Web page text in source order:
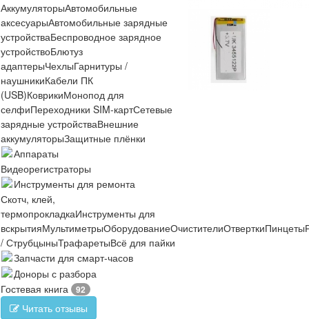
АккумуляторыАвтомобильные
аксесуарыАвтомобильные зарядные
устройстваБеспроводное зарядное
устройствоБлютуз
адаптерыЧехлыГарнитуры /
наушникиКабели ПК
(USB)КоврикиМонопод для
селфиПереходники SIM-картСетевые
зарядные устройстваВнешние
аккумуляторыЗащитные плёнки
Аппараты
Видеорегистраторы
Инструменты для ремонта
Скотч, клей,
термопрокладкаИнструменты для
вскрытияМультиметрыОборудованиеОчистителиОтверткиПинцеты
/ СтрубцыныТрафаретыВсё для пайки
Запчасти для смарт-часов
Доноры с разбора
Гостевая книга
92
Читать отзывы